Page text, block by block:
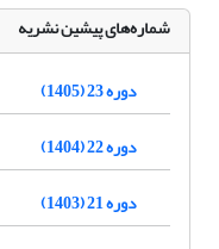
شماره‌های پیشین نشریه
دوره 23 (1405)
دوره 22 (1404)
دوره 21 (1403)